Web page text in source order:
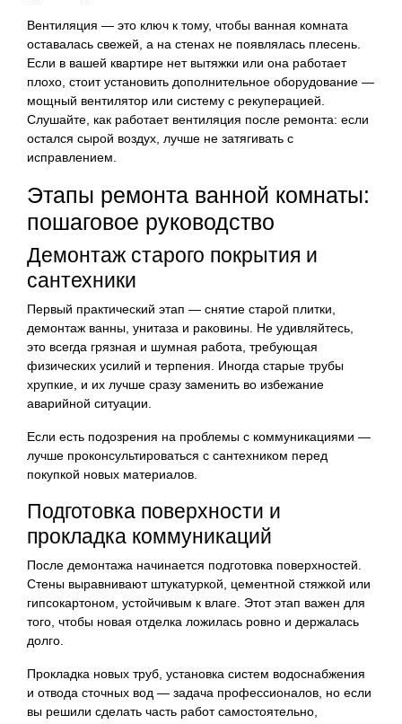
Вентиляция — это ключ к тому, чтобы ванная комната
оставалась свежей, а на стенах не появлялась плесень.
Если в вашей квартире нет вытяжки или она работает
плохо, стоит установить дополнительное оборудование —
мощный вентилятор или систему с рекуперацией.
Слушайте, как работает вентиляция после ремонта: если
остался сырой воздух, лучше не затягивать с
исправлением.
Этапы ремонта ванной комнаты:
пошаговое руководство
Демонтаж старого покрытия и
сантехники
Первый практический этап — снятие старой плитки,
демонтаж ванны, унитаза и раковины. Не удивляйтесь,
это всегда грязная и шумная работа, требующая
физических усилий и терпения. Иногда старые трубы
хрупкие, и их лучше сразу заменить во избежание
аварийной ситуации.
Если есть подозрения на проблемы с коммуникациями —
лучше проконсультироваться с сантехником перед
покупкой новых материалов.
Подготовка поверхности и
прокладка коммуникаций
После демонтажа начинается подготовка поверхностей.
Стены выравнивают штукатуркой, цементной стяжкой или
гипсокартоном, устойчивым к влаге. Этот этап важен для
того, чтобы новая отделка ложилась ровно и держалась
долго.
Прокладка новых труб, установка систем водоснабжения
и отвода сточных вод — задача профессионалов, но если
вы решили сделать часть работ самостоятельно,